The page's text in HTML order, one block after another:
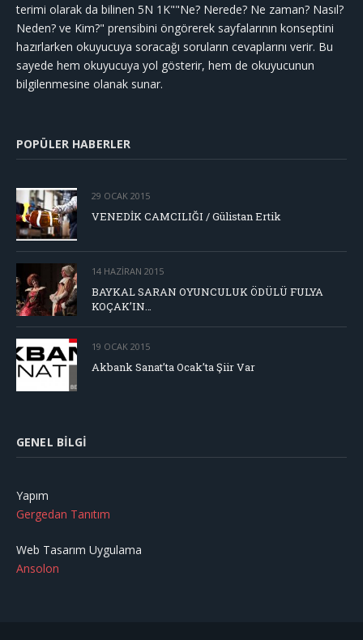
terimi olarak da bilinen 5N 1K""Ne? Nerede? Ne zaman? Nasıl?
Neden? ve Kim?" prensibini öngörerek sayfalarının konseptini
hazırlarken okuyucuya soracağı soruların cevaplarını verir. Bu
sayede hem okuyucuya yol gösterir, hem de okuyucunun
bilgilenmesine olanak sunar.
POPÜLER HABERLER
29 OCAK 2015
VENEDİK CAMCILIĞI / Gülistan Ertik
14 HAZIRAN 2015
BAYKAL SARAN OYUNCULUK ÖDÜLÜ FULYA
KOÇAK’IN…
19 OCAK 2015
Akbank Sanat’ta Ocak’ta Şiir Var
GENEL BILGI
Yapım
Gergedan Tanıtım
Web Tasarım Uygulama
Ansolon